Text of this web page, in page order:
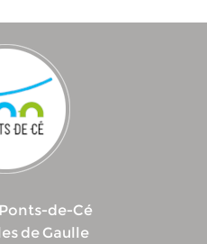
de-Cé
de Gaulle